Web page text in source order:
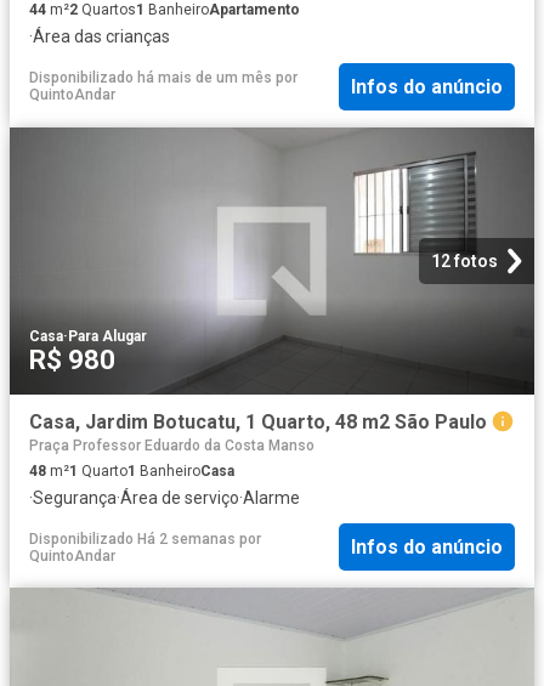
44 m²2 Quartos1 BanheiroApartamento
·Área das crianças
Disponibilizado há mais de um mês por
QuintoAndar
Infos do anúncio
12 fotos
Casa·Para Alugar
R$ 980
Casa, Jardim Botucatu, 1 Quarto, 48 m2 São Paulo
Praça Professor Eduardo da Costa Manso
48 m²1 Quarto1 BanheiroCasa
·Segurança·Área de serviço·Alarme
Disponibilizado Há 2 semanas por
QuintoAndar
Infos do anúncio